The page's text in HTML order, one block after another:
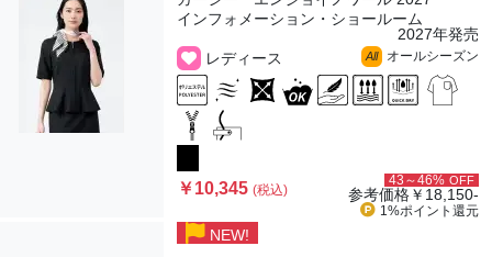
インフォメーション・ショールーム
2027年発売
レディース
All オールシーズン
￥10,345(税込)
43～46% OFF
参考価格￥18,150-
1%ポイント 還元
NEW!